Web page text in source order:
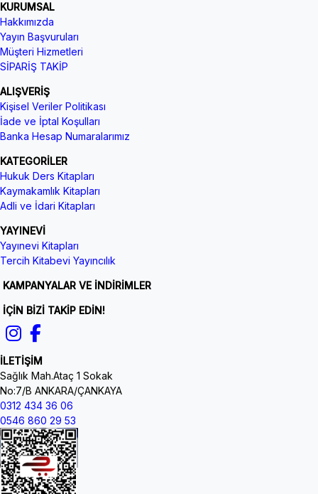
KURUMSAL
Hakkımızda
Yayın Başvuruları
Müşteri Hizmetleri
SİPARİŞ TAKİP
ALIŞVERİŞ
Kişisel Veriler Politikası
İade ve İptal Koşulları
Banka Hesap Numaralarımız
KATEGORİLER
Hukuk Ders Kitapları
Kaymakamlık Kitapları
Adli ve İdari Kitapları
YAYINEVİ
Yayınevi Kitapları
Tercih Kitabevi Yayıncılık
KAMPANYALAR VE İNDİRİMLER
İÇİN BİZİ TAKİP EDİN!
İLETİŞİM
Sağlık Mah.Ataç 1 Sokak
No:7/B ANKARA/ÇANKAYA
0312 434 36 06
0546 860 29 53